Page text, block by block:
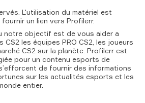
L'utilisation du matériel est
fournir un lien vers Profilerr.
notre objectif est de vous aider a
CS2 les équipes PRO CS2, les joueurs
CS2 sur la planète. Profilerr est
pour un contenu esports de
de fournir des informations
sur les actualités esports et les
entier.